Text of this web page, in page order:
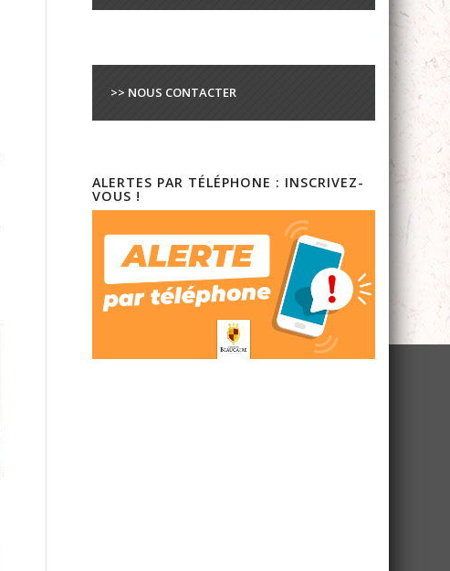
>> NOUS CONTACTER
ALERTES PAR TÉLÉPHONE : INSCRIVEZ-
VOUS !